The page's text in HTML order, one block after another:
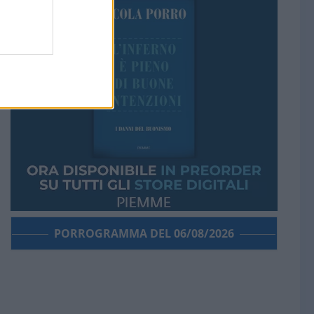
PORROGRAMMA DEL 06/08/2026